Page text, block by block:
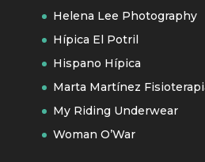
Helena Lee Photography
Hípica El Potril
Hispano Hípica
Marta Martínez
My Riding Underwear
Woman O’War